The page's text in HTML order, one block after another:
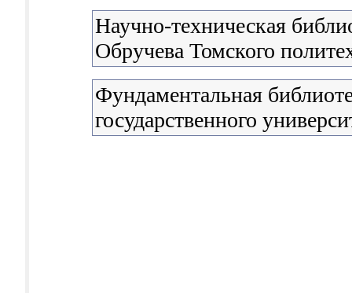
Научно-техническая
Обручева Томского
Фундаментальная
государственного